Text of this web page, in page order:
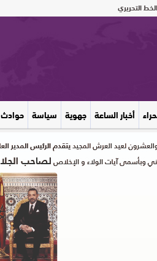
الخط التحريري
أخبار الساعة جهوية سياسة حوادث